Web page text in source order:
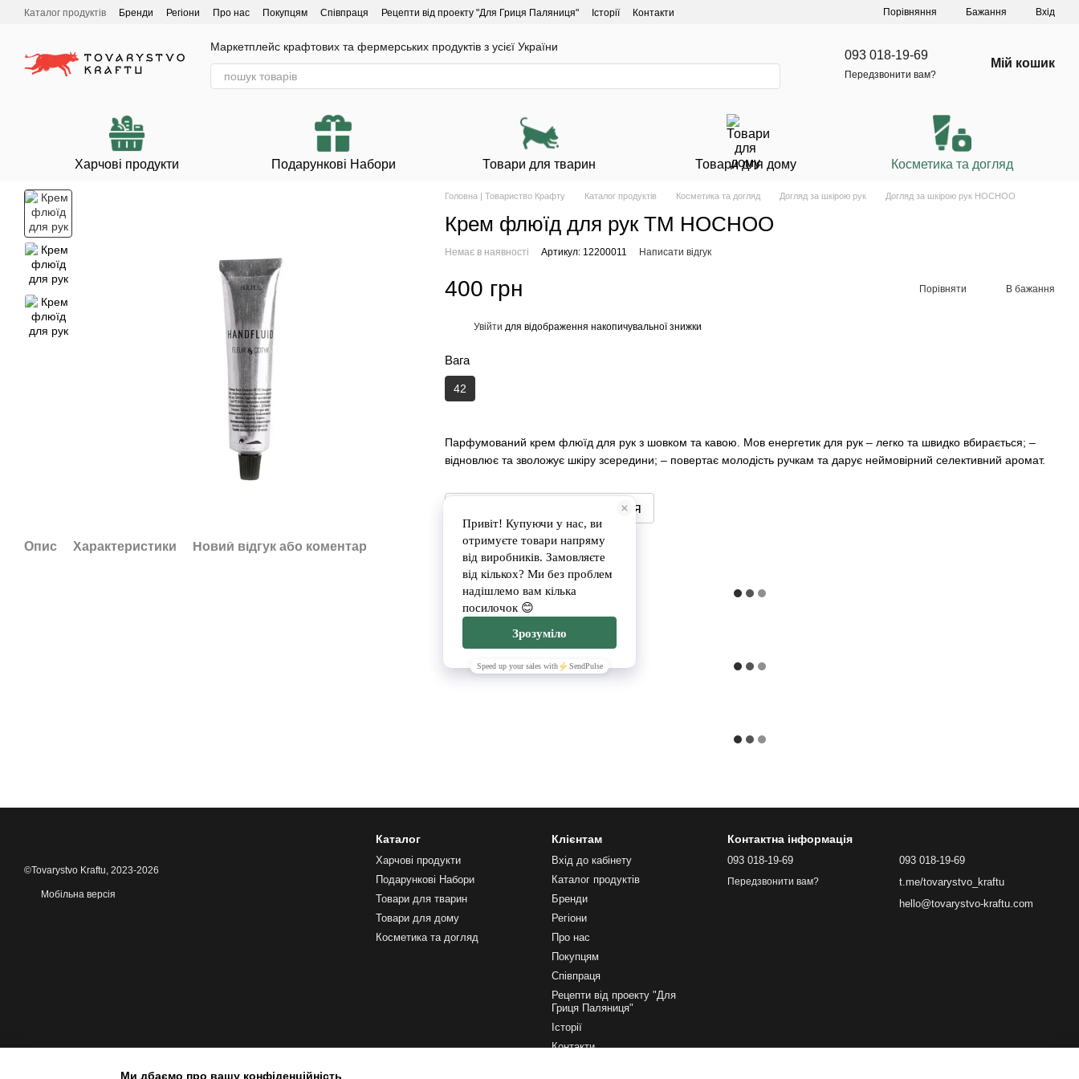
Перейти до основного контенту
Каталог продуктів Бренди Регіони Про нас Покупцям Співпраця Рецепти від проекту "Для Гриця Паляниця" Історії Контакти Порівняння Бажання Вхід
Маркетплейс крафтових та фермерських продуктів з усієї України
093 018-19-69
Передзвонити вам?
Мій кошик
Харчові продукти Подарункові Набори Товари для тварин Товари для дому Косметика та догляд
Опис Характеристики Новий відгук або коментар
Головна | Товариство Крафту Каталог продуктів Косметика та догляд Догляд за шкірою рук Догляд за шкірою рук HOCHOO
Крем флюїд для рук ТМ HOCHOO
Немає в наявності Артикул: 12200011 Написати відгук
400 грн Порівняти В бажання
Увійти для відображення накопичувальної знижки
Вага
42
Парфумований крем флюїд для рук з шовком та кавою. Мов енергетик для рук – легко та швидко вбирається; –
відновлює та зволожує шкіру зсередини; – повертає молодість ручкам та дарує неймовірний селективний аромат.
Повідомити, коли з'явиться
Доставка Оплата
©Tovarystvo Kraftu, 2023-2026
Мобільна версія
Каталог
Харчові продукти
Подарункові Набори
Товари для тварин
Товари для дому
Косметика та догляд
Клієнтам
Вхід до кабінету
Каталог продуктів
Бренди
Регіони
Про нас
Покупцям
Співпраця
Рецепти від проекту "Для
Гриця Паляниця"
Історії
Контакти
Контактна інформація
093 018-19-69
Передзвонити вам?
093 018-19-69
t.me/tovarystvo_kraftu
hello@tovarystvo-kraftu.com
Ми дбаємо про вашу конфіденційність